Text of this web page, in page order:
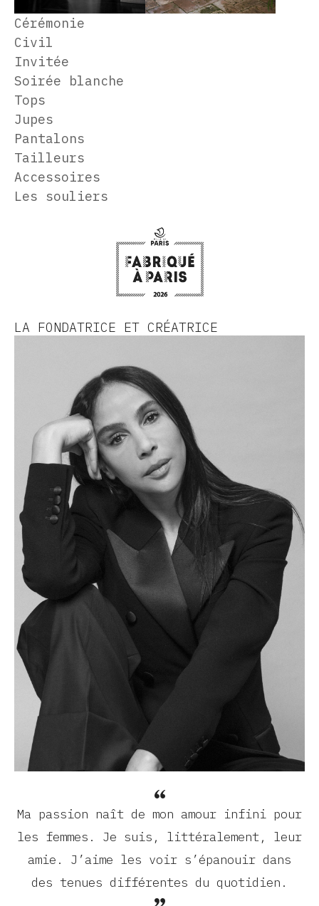
Cérémonie
Civil
Invitée
Soirée blanche
Tops
Jupes
Pantalons
Tailleurs
Accessoires
Les souliers
LA FONDATRICE ET CRÉATRICE
Ma passion naît de mon amour infini pour
les femmes. Je suis, littéralement, leur
amie. J’aime les voir s’épanouir dans
des tenues différentes du quotidien.